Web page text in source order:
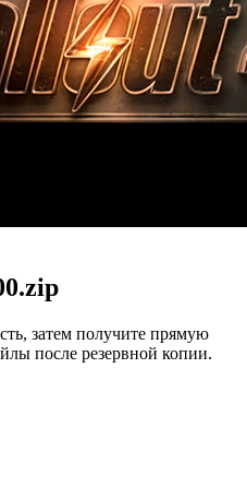
затем получите прямую
после резервной копии.